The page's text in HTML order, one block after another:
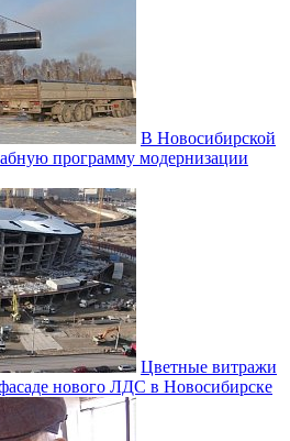
В Новосибирской
программу модернизации
Цветные витражи
нового ЛДС в Новосибирске